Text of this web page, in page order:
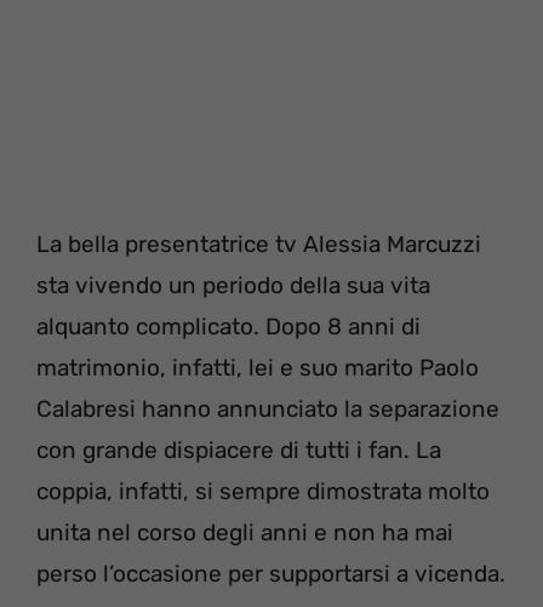
La bella presentatrice tv Alessia Marcuzzi
sta vivendo un periodo della sua vita
alquanto complicato. Dopo 8 anni di
matrimonio, infatti, lei e suo marito Paolo
Calabresi hanno annunciato la separazione
con grande dispiacere di tutti i fan. La
coppia, infatti, si sempre dimostrata molto
unita nel corso degli anni e non ha mai
perso l’occasione per supportarsi a vicenda.